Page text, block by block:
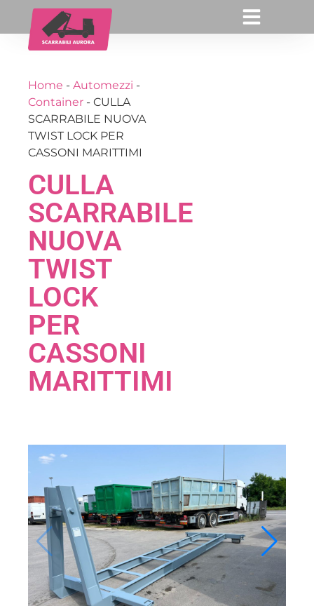
Home - Automezzi -
Container - CULLA
SCARRABILE NUOVA
TWIST LOCK PER
CASSONI MARITTIMI
CULLA
SCARRABILE
NUOVA
TWIST
LOCK
PER
CASSONI
MARITTIMI